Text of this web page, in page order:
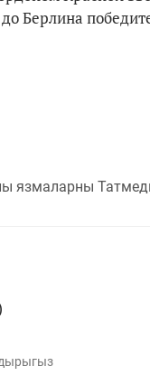
Берлина
язмаларны